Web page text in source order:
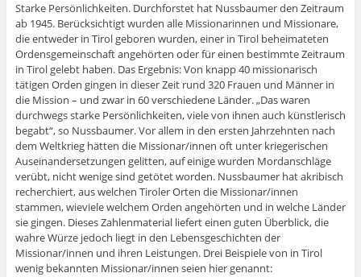
Starke Persönlichkeiten. Durchforstet hat Nussbaumer den Zeitraum
ab 1945. Berücksichtigt wurden alle Missionarinnen und Missionare,
die entweder in Tirol geboren wurden, einer in Tirol beheimateten
Ordensgemeinschaft angehörten oder für einen bestimmte Zeitraum
in Tirol gelebt haben. Das Ergebnis: Von knapp 40 missionarisch
tätigen Orden gingen in dieser Zeit rund 320 Frauen und Männer in
die Mission – und zwar in 60 verschiedene Länder. „Das waren
durchwegs starke Persönlichkeiten, viele von ihnen auch künstlerisch
begabt“, so Nussbaumer. Vor allem in den ersten Jahrzehnten nach
dem Weltkrieg hätten die Missionar/innen oft unter kriegerischen
Auseinandersetzungen gelitten, auf einige wurden Mordanschläge
verübt, nicht wenige sind getötet worden. Nussbaumer hat akribisch
recherchiert, aus welchen Tiroler Orten die Missionar/innen
stammen, wieviele welchem Orden angehörten und in welche Länder
sie gingen. Dieses Zahlenmaterial liefert einen guten Überblick, die
wahre Würze jedoch liegt in den Lebensgeschichten der
Missionar/innen und ihren Leistungen. Drei Beispiele von in Tirol
wenig bekannten Missionar/innen seien hier genannt: